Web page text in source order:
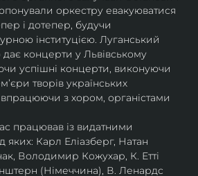
оркестру евакуюватися
і дотепер, будучи
інституцією. Луганський
концерти у Львівському
успішні концерти, виконуючи
творів українських
з хором, органістами
працював із видатними
яких: Карл Еліазберг, Натан
Володимир Кожухар, К. Етті
(Німеччина), В. Ленардс